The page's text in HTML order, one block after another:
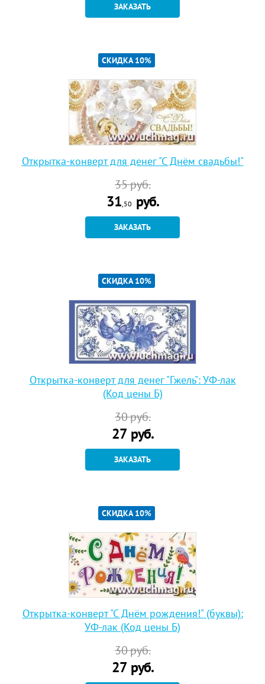
ЗАКАЗАТЬ
СКИДКА 10%
Открытка-конверт для денег "С Днём свадьбы!"
35руб.
31 ,50 руб.
ЗАКАЗАТЬ
СКИДКА 10%
Открытка-конверт для денег "Гжель": УФ-лак
(Код цены Б)
30руб.
27руб.
ЗАКАЗАТЬ
СКИДКА 10%
Открытка-конверт "С Днём рождения!" (буквы):
УФ-лак (Код цены Б)
30руб.
27руб.